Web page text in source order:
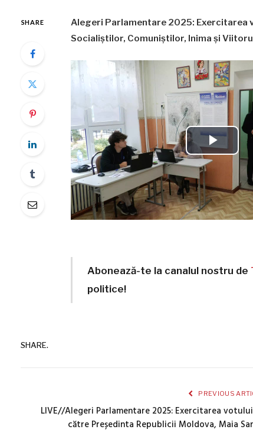
SHARE
Alegeri Parlamentare 2025:
Socialiștilor, Comuniștilor, Inima și
Abonează-te la canalul nostru de
politice!
SHARE.
PREVIOUS
LIVE//Alegeri Parlamentare 2025: Exercitarea
către Președinta Republicii Moldova, Maia